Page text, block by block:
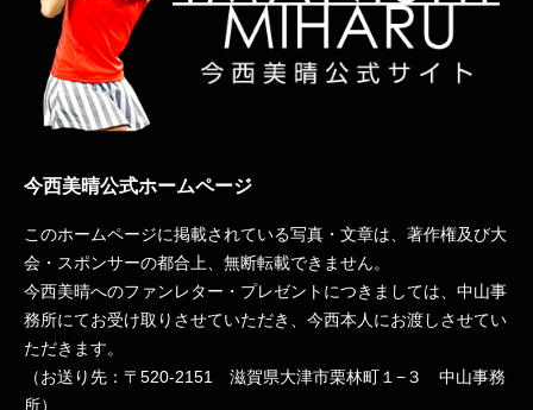
今西美晴公式ホームページ
このホームページに掲載されている写真・文章は、著作権及び大
会・スポンサーの都合上、無断転載できません。
今西美晴へのファンレター・プレゼントにつきましては、中山事
務所にてお受け取りさせていただき、今西本人にお渡しさせてい
ただきます。
（お送り先：〒 520-2151 滋賀県大津市栗林町１−３ 中山事務
所）